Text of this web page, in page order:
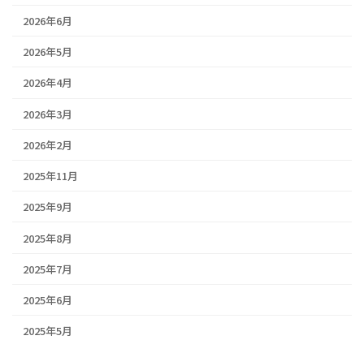
2026年6月
2026年5月
2026年4月
2026年3月
2026年2月
2025年11月
2025年9月
2025年8月
2025年7月
2025年6月
2025年5月